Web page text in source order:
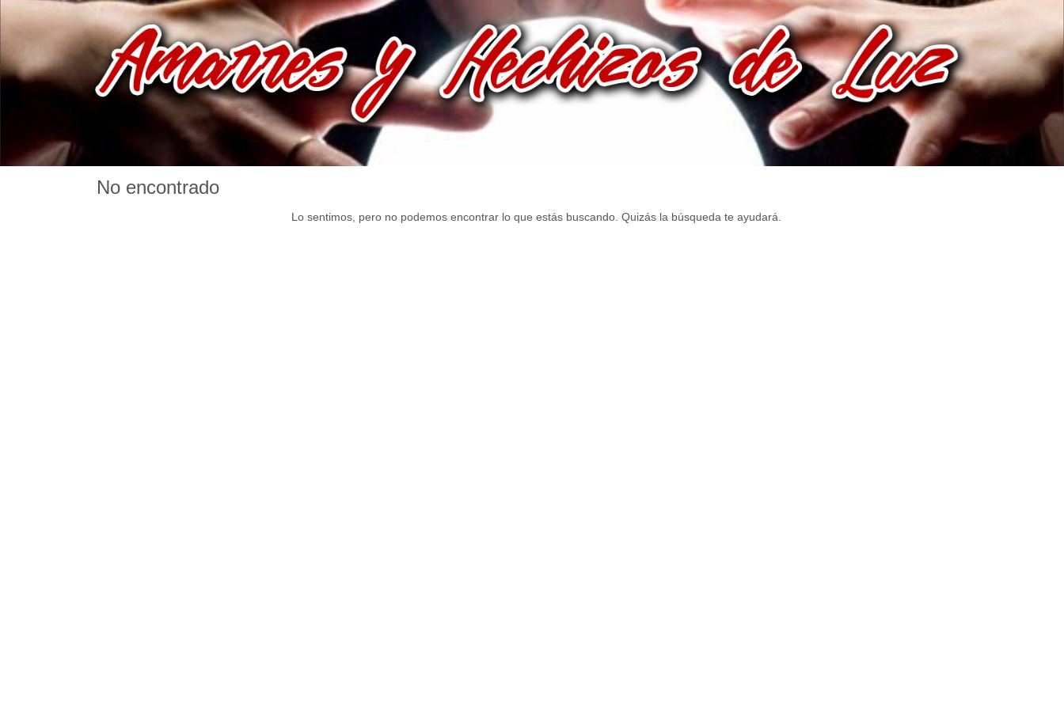
No encontrado
Lo sentimos, pero no podemos encontrar lo que estás buscando. Quizás la búsqueda te ayudará.